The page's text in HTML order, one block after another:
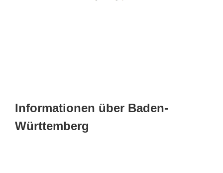
Informationen über Baden-
Württemberg